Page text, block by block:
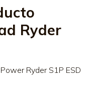
Ryder
Ryder S1P ESD